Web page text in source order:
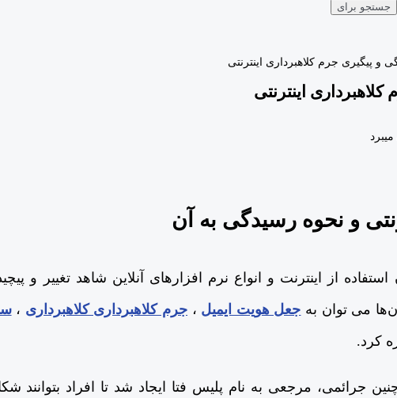
جستجو برای
و پیگیری جرم کلاهبرداری اینترنتی
اینترنتی
و نحوه رسیدگی به آن
از اینترنت و انواع نرم افزارهای آنلاین شاهد تغییر و
می توان به جعل هویت ایمیل ، جرم کلاهبرداری کلاهبرداری ،
کرد.
جرائمی، مرجعی به نام پلیس فتا ایجاد شد تا افراد بتوانند